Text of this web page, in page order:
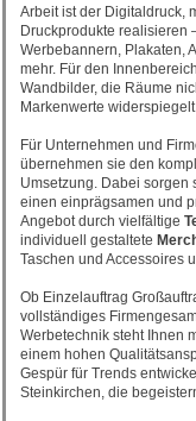
Arbeit ist der Digitaldruck,
Druckprodukte realisieren
Werbebannern, Plakaten,
mehr. Für den
Wandbilder, die Räume
Markenwerte
Für Unternehmen und
übernehmen sie den
Umsetzung. Dabei sorgen
einen einprägsamen und
Angebot durch vielfältige
individuell gestaltete
Taschen und Accessoires
Ob Einzelauftrag
vollständiges
Werbetechnik steht Ihnen
einem hohen
Gespür für Trends
Steinkirchen, die